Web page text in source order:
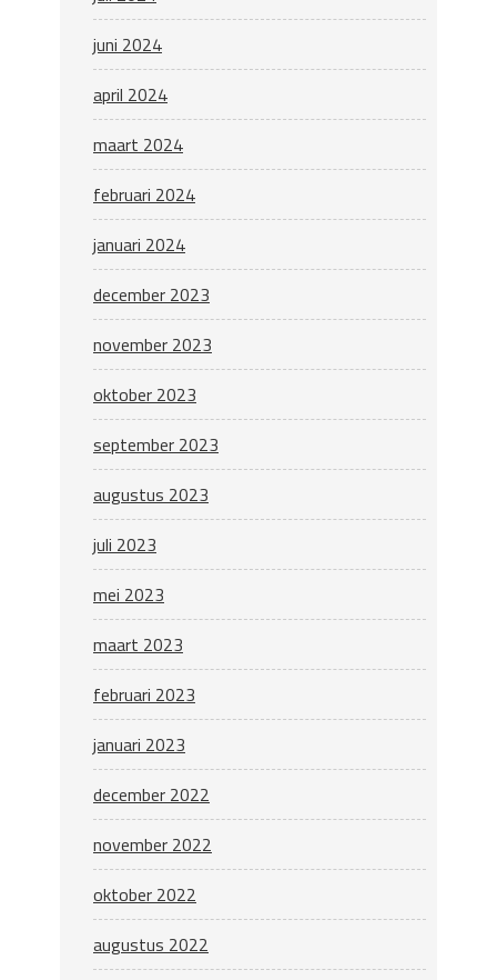
juni 2024
april 2024
maart 2024
februari 2024
januari 2024
december 2023
november 2023
oktober 2023
september 2023
augustus 2023
juli 2023
mei 2023
maart 2023
februari 2023
januari 2023
december 2022
november 2022
oktober 2022
augustus 2022